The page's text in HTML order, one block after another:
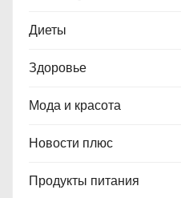
Диеты
Здоровье
Мода и красота
Новости плюс
Продукты питания